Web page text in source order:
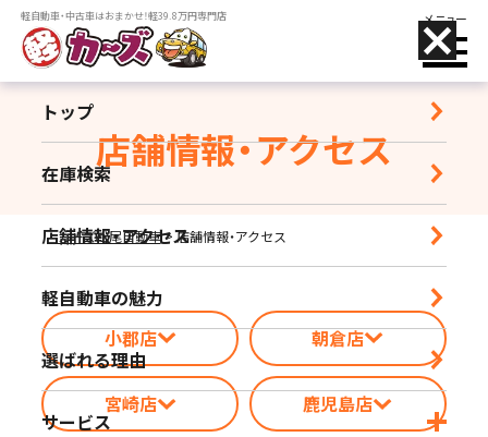
軽自動車・中古車はおまかせ！軽39.8万円専門店 メニュー
トップ
在庫検索
店舗情報・アクセス
軽自動車の魅力
選ばれる理由
サービス
営業時間｜9:30-18:30 定休日｜毎週水曜日
朝倉店
営業時間｜10:00-17:00 定休日｜毎週水曜日
店舗情報・アクセス
カーズ松尾自動車>店舗情報・アクセス
小郡店 朝倉店
宮崎店 鹿児島店